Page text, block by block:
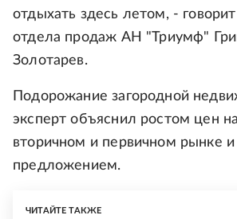
отдыхать здесь летом, -
отдела продаж АН "Триумф"
Золотарев.
Подорожание загородной
эксперт объяснил ростом цен
вторичном и первичном рынке
предложением.
ЧИТАЙТЕ ТАКЖЕ